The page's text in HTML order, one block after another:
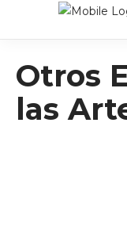
Otros
las